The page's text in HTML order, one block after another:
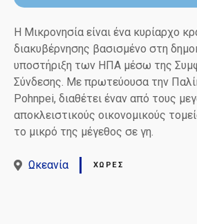
Η Μικρονησία είναι ένα κυρίαρχο
διακυβέρνησης βασισμένο στη
υποστήριξη των ΗΠΑ μέσω της
Σύνδεσης. Με πρωτεύουσα την
Pohnpei, διαθέτει έναν από τους
αποκλειστικούς οικονομικούς
το μικρό της μέγεθος σε γη.
Ωκεανία ΧΏΡΕΣ